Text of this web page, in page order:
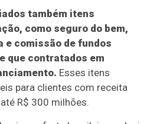
também itens
como seguro do bem,
e comissão de fundos
que contratados em
Esses itens
para clientes com receita
R$ 300 milhões.